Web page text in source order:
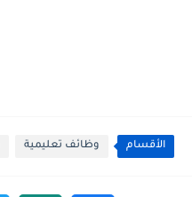
الأقسام وظائف تعليمية